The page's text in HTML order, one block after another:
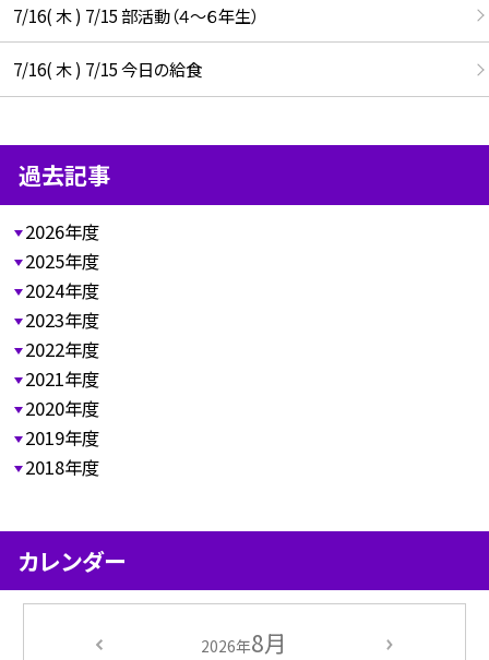
7/16( 木 ) 7/15 部活動（４～６年生）
7/16( 木 ) 7/15 今日の給食
過去記事
2026年度
2025年度
2024年度
2023年度
2022年度
2021年度
2020年度
2019年度
2018年度
カレンダー
2026年8月